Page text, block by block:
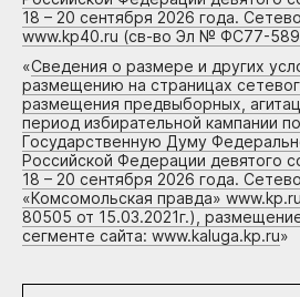
18 – 20 сентября 2026 года.
www.kp40.ru (св-во Эл № ФС77-
«Сведения о размере и других
размещению на страницах
размещения предвыборных,
период избирательной кампании
Государственную Думу
Российской Федерации девятого
18 – 20 сентября 2026 года.
«Комсомольская правда»
80505 от 15.03.2021г.),
сегменте сайта: www.kaluga.kp.ru»